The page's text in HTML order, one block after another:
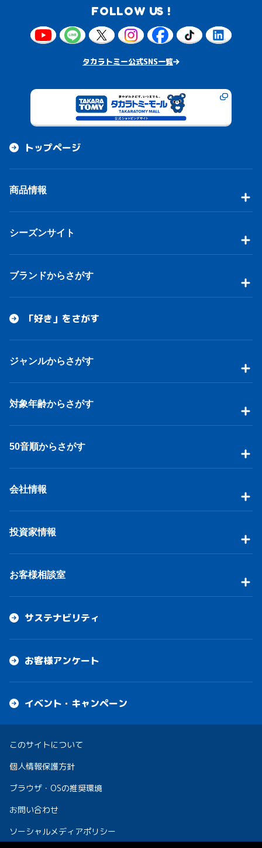
FOLLOW US !
タカラトミー公式SNS一覧
トップページ
商品情報
シーズンサイト
ブランドからさがす
「好き」をさがす
ジャンルからさがす
対象年齢からさがす
50音順からさがす
会社情報
投資家情報
お客様相談室
サステナビリティ
お客様アンケート
イベント・キャンペーン
このサイトについて
個人情報保護方針
ブラウザ・OSの推奨環境
お問い合わせ
ソーシャルメディアポリシー